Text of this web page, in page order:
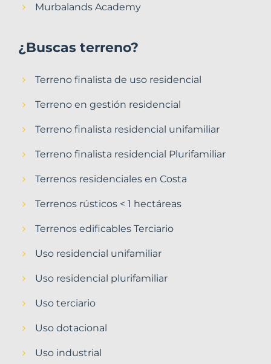
Murbalands Academy
¿Buscas terreno?
Terreno finalista de uso residencial
Terreno en gestión residencial
Terreno finalista residencial unifamiliar
Terreno finalista residencial Plurifamiliar
Terrenos residenciales en Costa
Terrenos rústicos < 1 hectáreas
Terrenos edificables Terciario
Uso residencial unifamiliar
Uso residencial plurifamiliar
Uso terciario
Uso dotacional
Uso industrial